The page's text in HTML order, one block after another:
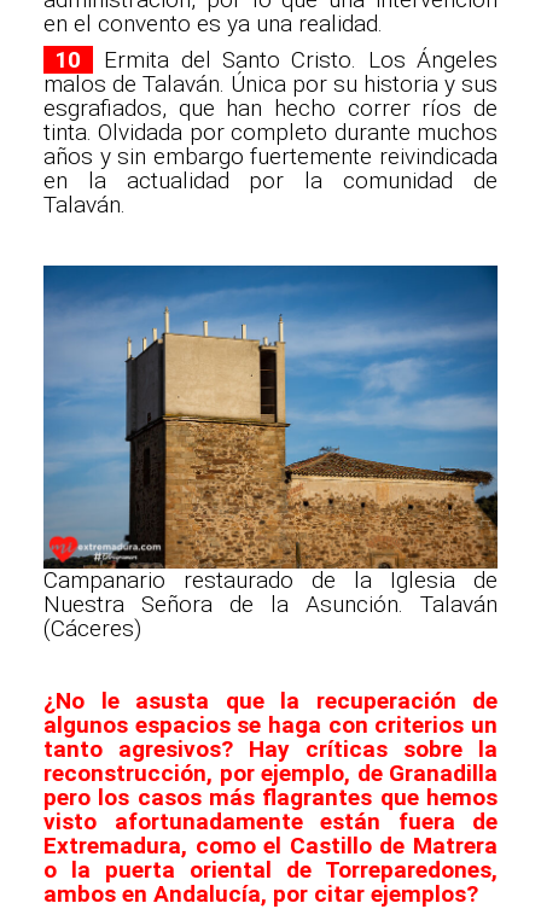
en el convento es ya una realidad.
10
Ermita del Santo Cristo. Los Ángeles
malos de Talaván. Única por su historia y sus
esgrafiados, que han hecho correr ríos de
tinta. Olvidada por completo durante muchos
años y sin embargo fuertemente reivindicada
en la actualidad por la comunidad de
Talaván.
Campanario restaurado de la Iglesia de
Nuestra Señora de la Asunción. Talaván
(Cáceres)
¿No le asusta que la recuperación de
algunos espacios se haga con criterios un
tanto agresivos? Hay críticas sobre la
reconstrucción, por ejemplo, de Granadilla
pero los casos más flagrantes que hemos
visto afortunadamente están fuera de
Extremadura, como el Castillo de Matrera
o la puerta oriental de Torreparedones,
ambos en Andalucía, por citar ejemplos?